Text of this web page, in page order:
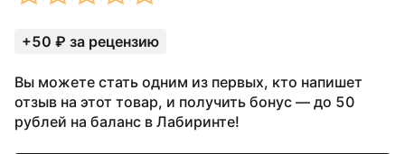
+50 ₽ за рецензию
Вы можете стать одним из первых, кто напишет
отзыв на этот товар, и получить бонус — до 50
рублей на баланс в Лабиринте!